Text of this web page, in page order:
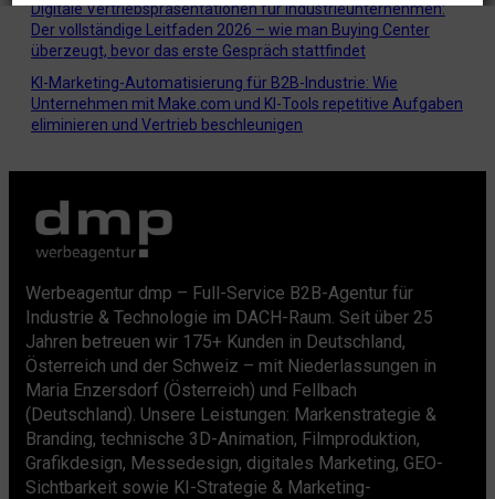
Digitale Vertriebspräsentationen für Industrieunternehmen:
Der vollständige Leitfaden 2026 – wie man Buying Center
überzeugt, bevor das erste Gespräch stattfindet
KI-Marketing-Automatisierung für B2B-Industrie: Wie
Unternehmen mit Make.com und KI-Tools repetitive Aufgaben
eliminieren und Vertrieb beschleunigen
Werbeagentur dmp – Full-Service B2B-Agentur für
Industrie & Technologie im DACH-Raum. Seit über 25
Jahren betreuen wir 175+ Kunden in Deutschland,
Österreich und der Schweiz – mit Niederlassungen in
Maria Enzersdorf (Österreich) und Fellbach
(Deutschland). Unsere Leistungen: Markenstrategie &
Branding, technische 3D-Animation, Filmproduktion,
Grafikdesign, Messedesign, digitales Marketing, GEO-
Sichtbarkeit sowie KI-Strategie & Marketing-